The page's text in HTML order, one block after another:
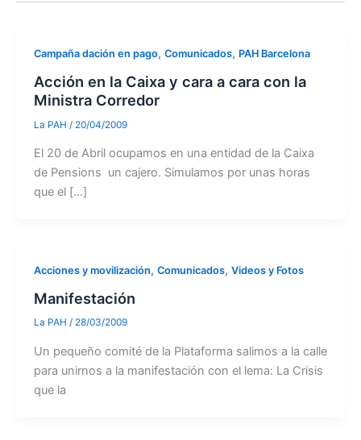
Campaña dación en pago, Comunicados, PAH Barcelona
Acción en la Caixa y cara a cara con la
Ministra Corredor
La PAH / 20/04/2009
El 20 de Abril ocupamos en una entidad de la Caixa
de Pensions un cajero. Simulamos por unas horas
que el […]
Acciones y movilización, Comunicados, Videos y Fotos
Manifestación
La PAH / 28/03/2009
Un pequeño comité de la Plataforma salimos a la calle
para unirnos a la manifestación con el lema: La Crisis
que la